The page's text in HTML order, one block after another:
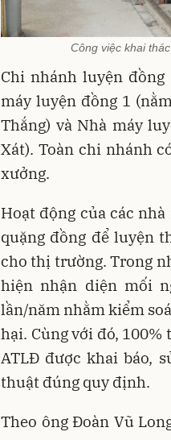
Công việc khai
Chi nhánh luyện
máy luyện đồng 1
Thắng) và Nhà máy
Xát). Toàn chi nhánh
xưởng.
Hoạt động của các
quặng đồng để luyện
cho thị trường. Trong
hiện nhận diện mối
lần/năm nhằm kiểm
hại. Cùng với đó,
ATLĐ được khai báo,
thuật đúng quy định.
Theo ông Đoàn Vũ